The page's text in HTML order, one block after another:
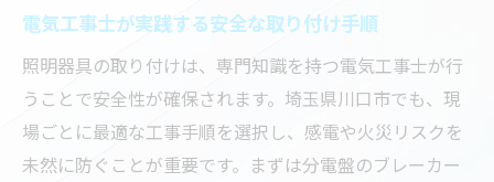
電気工事士が実践する安全な取り付け手順
照明器具の取り付けは、専門知識を持つ電気工事士が行
うことで安全性が確保されます。埼玉県川口市でも、現
場ごとに最適な工事手順を選択し、感電や火災リスクを
未然に防ぐことが重要です。まずは分電盤のブレーカー